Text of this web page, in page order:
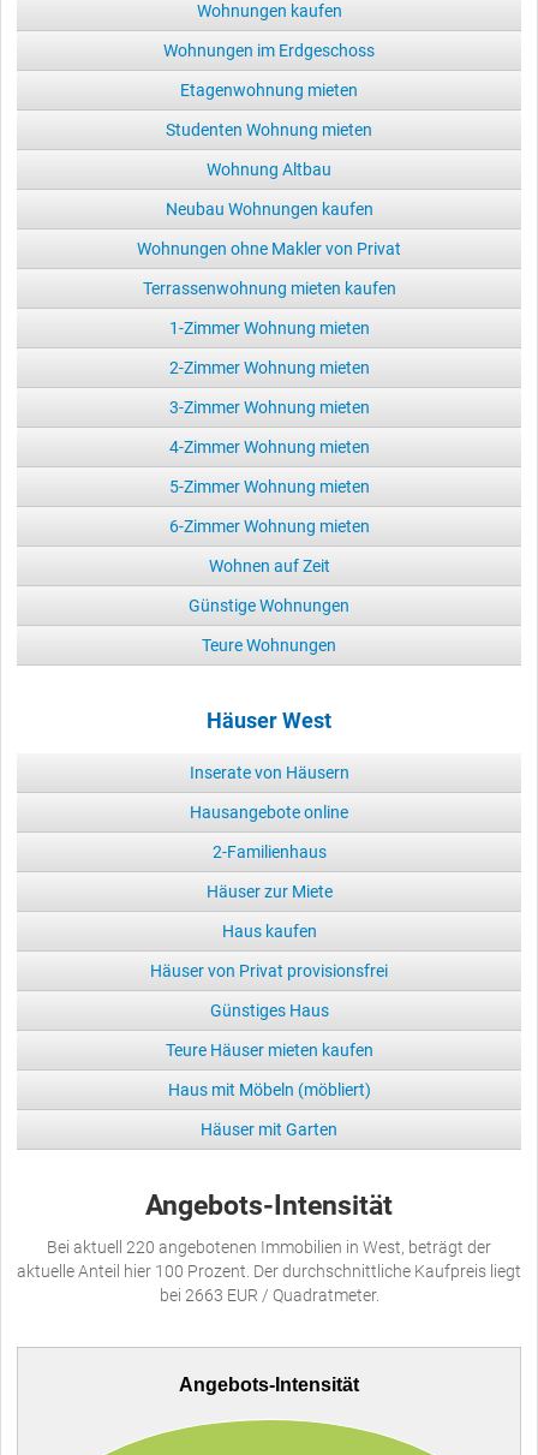
Wohnungen kaufen
Wohnungen im Erdgeschoss
Etagenwohnung mieten
Studenten Wohnung mieten
Wohnung Altbau
Neubau Wohnungen kaufen
Wohnungen ohne Makler von Privat
Terrassenwohnung mieten kaufen
1-Zimmer Wohnung mieten
2-Zimmer Wohnung mieten
3-Zimmer Wohnung mieten
4-Zimmer Wohnung mieten
5-Zimmer Wohnung mieten
6-Zimmer Wohnung mieten
Wohnen auf Zeit
Günstige Wohnungen
Teure Wohnungen
Häuser West
Inserate von Häusern
Hausangebote online
2-Familienhaus
Häuser zur Miete
Haus kaufen
Häuser von Privat provisionsfrei
Günstiges Haus
Teure Häuser mieten kaufen
Haus mit Möbeln (möbliert)
Häuser mit Garten
Angebots-Intensität
Bei aktuell 220 angebotenen Immobilien in West, beträgt der
aktuelle Anteil hier 100 Prozent. Der durchschnittliche Kaufpreis liegt
bei 2663 EUR / Quadratmeter.
Angebots-Intensität